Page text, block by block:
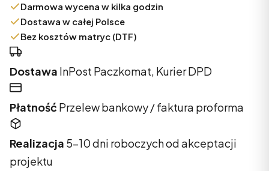
Darmowa wycena w kilka godzin
Dostawa w całej Polsce
Bez kosztów matryc (DTF)
Dostawa InPost Paczkomat, Kurier DPD
Płatność Przelew bankowy / faktura proforma
Realizacja 5–10 dni roboczych od akceptacji
projektu